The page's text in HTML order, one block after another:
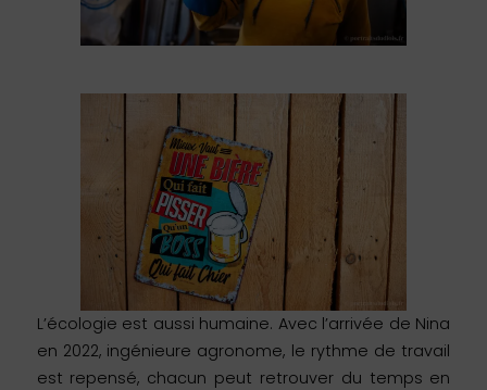
L’écologie est aussi humaine. Avec l’arrivée de Nina
en 2022, ingénieure agronome, le rythme de travail
est repensé, chacun peut retrouver du temps en